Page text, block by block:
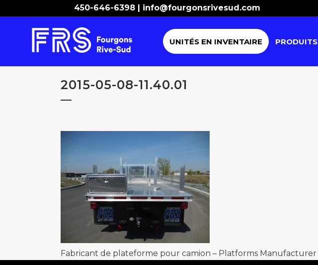
450-646-6398 | info@fourgonsrivesud.com
UNITÉS EN INVENTAIRE PRODUITS
2015-05-08-11.40.01
Fabricant de plateforme pour camion – Platforms Manufacturer